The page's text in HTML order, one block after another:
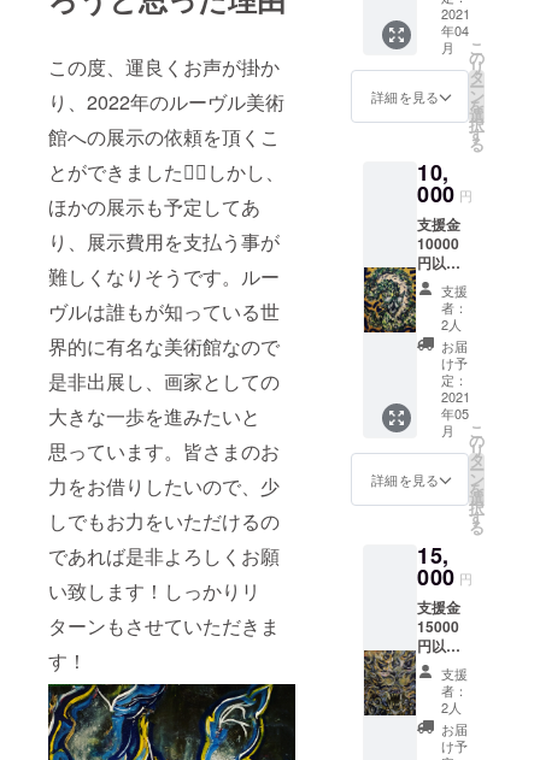
この度、運良くお声が掛か
り、2022年のルーヴル美術
館への展示の依頼を頂くこ
とができました🙇‍♂️しかし、
ほかの展示も予定してあ
り、展示費用を支払う事が
難しくなりそうです。ルー
ヴルは誰もが知っている世
界的に有名な美術館なので
是非出展し、画家としての
大きな一歩を進みたいと
思っています。皆さまのお
力をお借りしたいので、少
しでもお力をいただけるの
であれば是非よろしくお願
い致します！しっかりリ
ターンもさせていただきま
す！
ト色紙
サイズ
一点 送
料込み
2021
年04
月
詳細を見る
こ
の
リ
タ
ー
ン
を
選
択
す
る
10,
000 円
支援金
10000
円以
上 お
礼のお
手紙&ポ
スト
カード3
枚＆４
号 油
絵絵画
（希望
をお聞
きする
ご連絡
をする
ござい
ます）1
点 送
料込み
支援
者：
2人
お届
け予
定：
2021
年05
月
詳細を見る
こ
の
リ
タ
ー
ン
を
選
択
す
る
15,
000 円
支援金
15000
円以
上 お
礼のお
手紙&ポ
スト
カード3
支援
者：
2人
お届
け予